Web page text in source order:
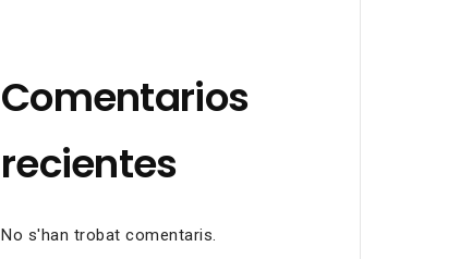
Comentarios
recientes
No s'han trobat comentaris.